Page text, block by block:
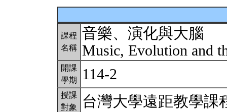
課程
名稱
音樂、演化與大腦
Music, Evolution and
開課
學期
114-2
授課
對象
台灣大學遠距教學